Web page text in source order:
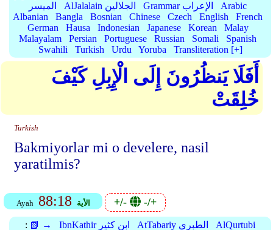
الميسر
AlJalalain الجلالين Grammar الإعراب
Arabic
Albanian
Bangla Bosnian Chinese Czech English
French
German
Hausa Indonesian Japanese Korean
Malay
Malayalam
Persian Portuguese Russian Somali
Spanish
Swahili
Turkish Urdu Yoruba Transliteration [+]
أَفَلَا يَنظُرُونَ إِلَى الْإِبِلِ كَيْفَ
خُلِقَتْ
Turkish
Bakmiyorlar mi o develere, nasil
yaratilmis?
Ayah 88:18 الأية +/- -/+
: 📗 → IbnKathir ابن كثير AtTabariy الطبري AlQurtubi